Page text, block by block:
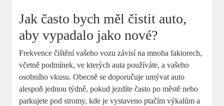
Jak často bych měl čistit auto,
aby vypadalo jako nové?
Frekvence čištění vašeho vozu závisí na mnoha faktorech,
včetně podmínek, ve kterých auta používáte, a vašeho
osobního vkusu. Obecně se doporučuje umývat auto
alespoň jednou týdně, pokud jezdíte často po městě nebo
parkujete pod stromy, kde je vystaveno ptačím výkalům a